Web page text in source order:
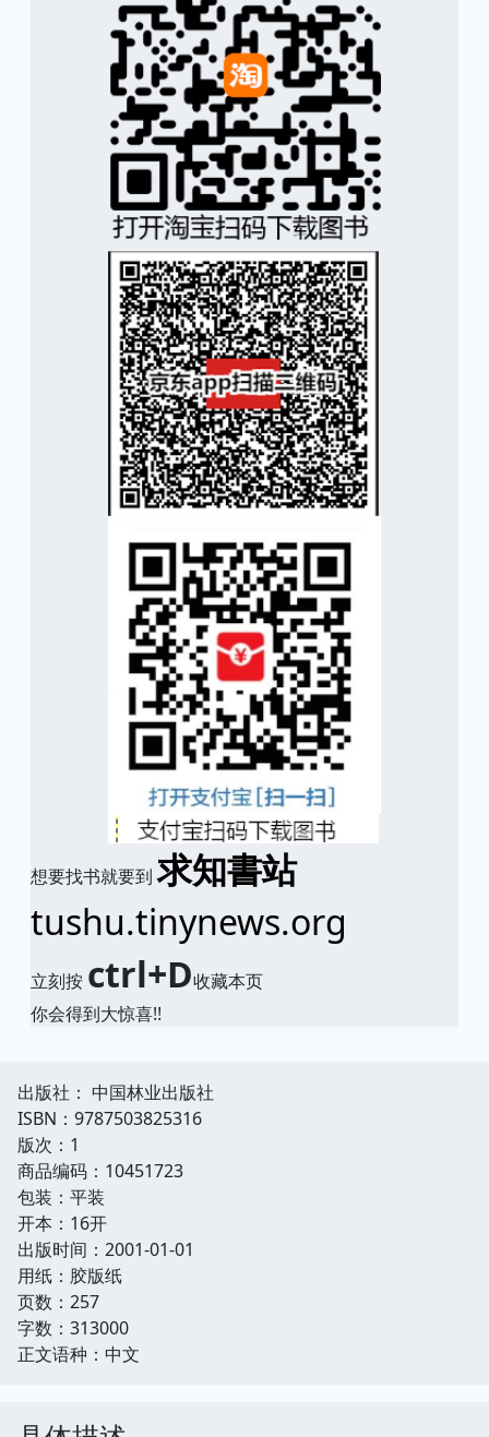
想要找书就要到求知書站
tushu.tinynews.org
立刻按 ctrl+D收藏本页
你会得到大惊喜!!
出版社： 中国林业出版社
ISBN：9787503825316
版次：1
商品编码：10451723
包装：平装
开本：16开
出版时间：2001-01-01
用纸：胶版纸
页数：257
字数：313000
正文语种：中文